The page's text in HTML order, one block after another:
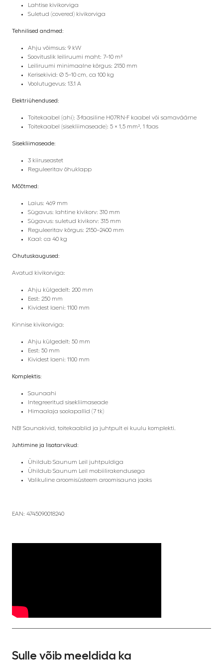
Lahtise kivikorviga
Suletud (covered) kivikorviga
Tehnilised andmed:
Ahju võimsus: 9 kW
Soovituslik leiliruumi maht: 7–10 m³
Leiliruumi minimaalne kõrgus: 2150 mm
Kerisekivid: Ø 5–10 cm, ca 100 kg
Voolutugevus: 13.1 A
Elektriühendused:
Toitekaabel (ahi): 3-faasiline H07RN-F kaabel või samaväärne
Toitekaabel (sisekliimaseade): 5 × 1,5 mm², 1 faas
Sisekliimaseade:
3 kiiruseastet
Reguleeritav õhuklapp
Mõõtmed:
Laius: 469 mm
Sügavus: lahtine kivikorv: 310 mm
Sügavus: suletud kivikorv: 315 mm
Reguleeritav kõrgus: 2150–2400 mm
Kaal: ca 40 kg
Ohutuskaugused:
Avatud kivikorviga:
Ahju külgedelt: 200 mm
Eest: 250 mm
Kividest laeni: 1100 mm
Kinnise kivikorviga:
Ahju külgedelt: 50 mm
Eest: 50 mm
Kividest laeni: 1100 mm
Komplektis:
Saunaahi
Integreeritud sisekliimaseade
Himaalaja soolapallid (7 tk)
NB! Saunakivid, toitekaablid ja juhtpult ei kuulu komplekti.
Juhtimine ja lisatarvikud:
Ühildub Saunum Leil juhtpuldiga
Ühildub Saunum Leil mobiilirakendusega
Valikuline aroomisüsteem aroomisauna jaoks
EAN: 4745090018240
Sulle võib meeldida ka